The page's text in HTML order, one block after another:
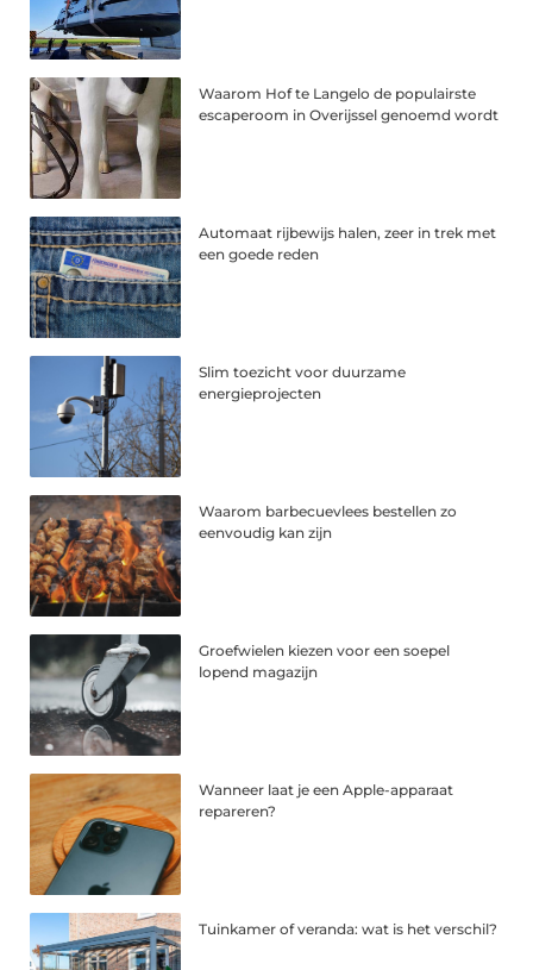
Waarom Hof te Langelo de populairste
escaperoom in Overijssel genoemd wordt
Automaat rijbewijs halen, zeer in trek met
een goede reden
Slim toezicht voor duurzame
energieprojecten
Waarom barbecuevlees bestellen zo
eenvoudig kan zijn
Groefwielen kiezen voor een soepel
lopend magazijn
Wanneer laat je een Apple-apparaat
repareren?
Tuinkamer of veranda: wat is het verschil?